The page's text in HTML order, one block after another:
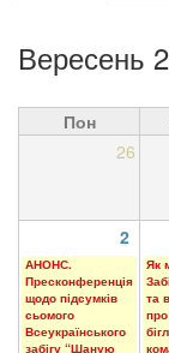
Вересень
Пон
26
2
АНОНС.
Пресконференція
щодо підсумків
сьомого
Всеукраїнського
забігу “Шаную
Як
та